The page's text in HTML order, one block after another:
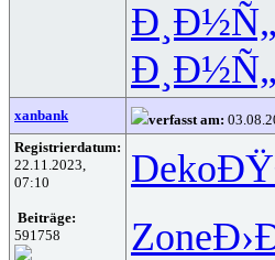
xanbank verfasst am:
Registrierdatum:
22.11.2023,
07:10
Beiträge:
591758
Deko
Zone